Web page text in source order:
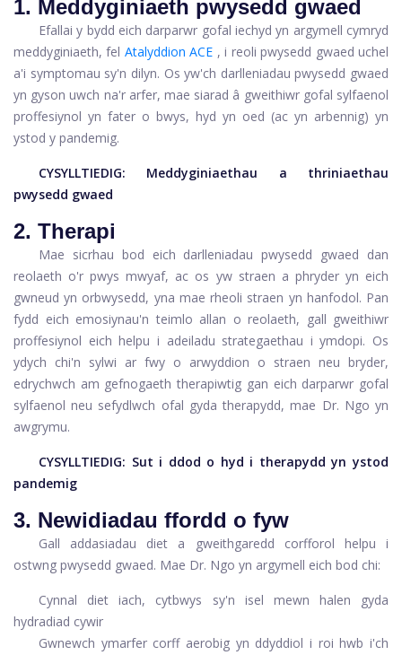
1. Meddyginiaeth pwysedd gwaed
Efallai y bydd eich darparwr gofal iechyd yn argymell cymryd
meddyginiaeth, fel Atalyddion ACE , i reoli pwysedd gwaed uchel
a'i symptomau sy'n dilyn. Os yw'ch darlleniadau pwysedd gwaed
yn gyson uwch na'r arfer, mae siarad â gweithiwr gofal sylfaenol
proffesiynol yn fater o bwys, hyd yn oed (ac yn arbennig) yn
ystod y pandemig.
CYSYLLTIEDIG:
Meddyginiaethau a thriniaethau
pwysedd gwaed
2. Therapi
Mae sicrhau bod eich darlleniadau pwysedd gwaed dan
reolaeth o'r pwys mwyaf, ac os yw straen a phryder yn eich
gwneud yn orbwysedd, yna mae rheoli straen yn hanfodol. Pan
fydd eich emosiynau'n teimlo allan o reolaeth, gall gweithiwr
proffesiynol eich helpu i adeiladu strategaethau i ymdopi. Os
ydych chi'n sylwi ar fwy o arwyddion o straen neu bryder,
edrychwch am gefnogaeth therapiwtig gan eich darparwr gofal
sylfaenol neu sefydlwch ofal gyda therapydd, mae Dr. Ngo yn
awgrymu.
CYSYLLTIEDIG: Sut i ddod o hyd i therapydd yn ystod
pandemig
3. Newidiadau ffordd o fyw
Gall addasiadau diet a gweithgaredd corfforol helpu i
ostwng pwysedd gwaed. Mae Dr. Ngo yn argymell eich bod chi:
Cynnal diet iach, cytbwys sy'n isel mewn halen gyda
hydradiad cywir
Gwnewch ymarfer corff aerobig yn ddyddiol i roi hwb i'ch